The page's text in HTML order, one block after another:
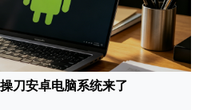
刀安卓电脑系统来了